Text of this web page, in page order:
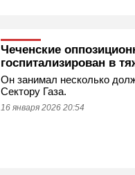
Чеченские
госпитализирован в
Он занимал несколько
Сектору Газа.
16 января 2026 20:54